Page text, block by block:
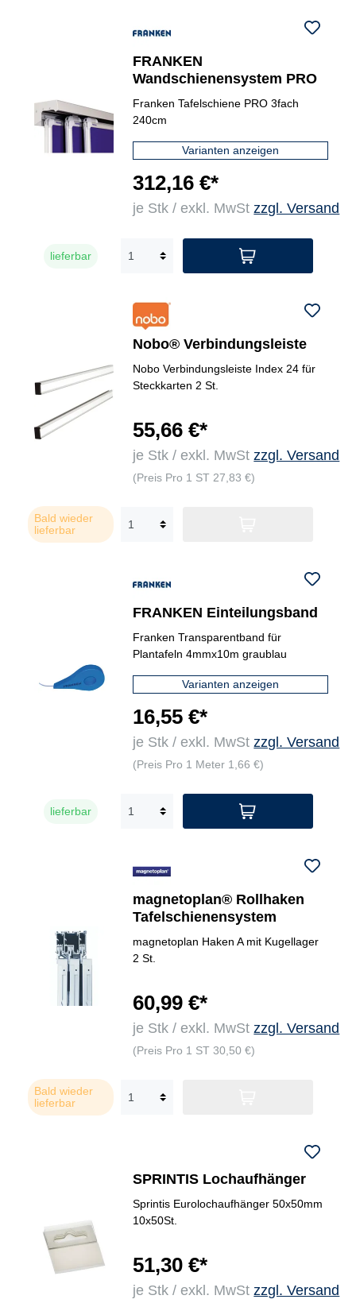
FRANKEN
Wandschienensystem PRO
Franken Tafelschiene PRO 3fach
240cm
Varianten anzeigen
312,16 €*
je Stk / exkl. MwStzzgl. Versand
lieferbar
Nobo® Verbindungsleiste
Nobo Verbindungsleiste Index 24 für
Steckkarten 2 St.
55,66 €*
je Stk / exkl. MwStzzgl. Versand
(Preis Pro 1 ST 27,83 €)
Bald wieder
lieferbar
FRANKEN Einteilungsband
Franken Transparentband für
Plantafeln 4mmx10m graublau
Varianten anzeigen
16,55 €*
je Stk / exkl. MwStzzgl. Versand
(Preis Pro 1 Meter 1,66 €)
lieferbar
magnetoplan® Rollhaken
Tafelschienensystem
magnetoplan Haken A mit Kugellager
2 St.
60,99 €*
je Stk / exkl. MwStzzgl. Versand
(Preis Pro 1 ST 30,50 €)
Bald wieder
lieferbar
SPRINTIS Lochaufhänger
Sprintis Eurolochaufhänger 50x50mm
10x50St.
51,30 €*
je Stk / exkl. MwStzzgl. Versand